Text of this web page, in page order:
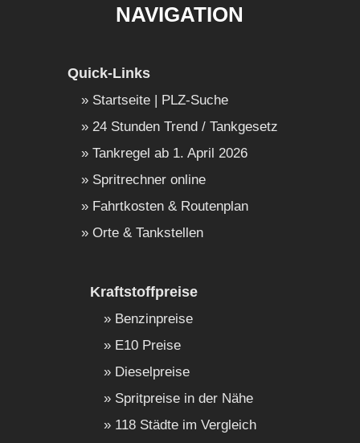
NAVIGATION
Quick-Links
Startseite | PLZ-Suche
24 Stunden Trend / Tankgesetz
Tankregel ab 1. April 2026
Spritrechner online
Fahrtkosten & Routenplan
Orte & Tankstellen
Kraftstoffpreise
Benzinpreise
E10 Preise
Dieselpreise
Spritpreise in der Nähe
118 Städte im Vergleich